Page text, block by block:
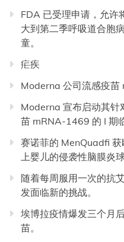
FDA 已受理申请，允
大到第二季呼吸道合胞
童。
疟疾
Moderna 公司流感疫苗
Moderna 宣布启动其针
苗 mRNA-1469 的 I 期
赛诺菲的 MenQuadfi
上婴儿的侵袭性脑膜炎
随着每周服用一次的抗
发面临新的挑战。
埃博拉疫情爆发三个月
苗。